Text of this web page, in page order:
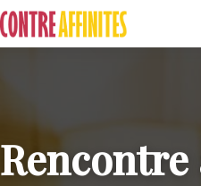
Rencontre